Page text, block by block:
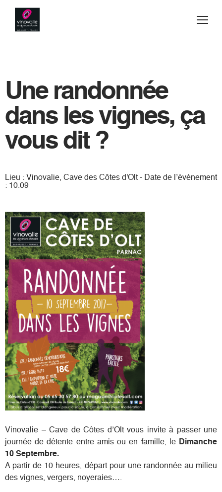
Espace privé
Visiter
Où nous trouver
Une randonnée
dans les vignes, ça
vous dit ?
Lieu : Vinovalie, Cave des Côtes d'Olt - Date de l’événement
: 10.09
Vinovalie – Cave de Côtes d’Olt vous invite à passer une
journée de détente entre amis ou en famille, le Dimanche
10 Septembre.
A partir de 10 heures, départ pour une randonnée au milieu
des vignes, vergers, noyeraies….